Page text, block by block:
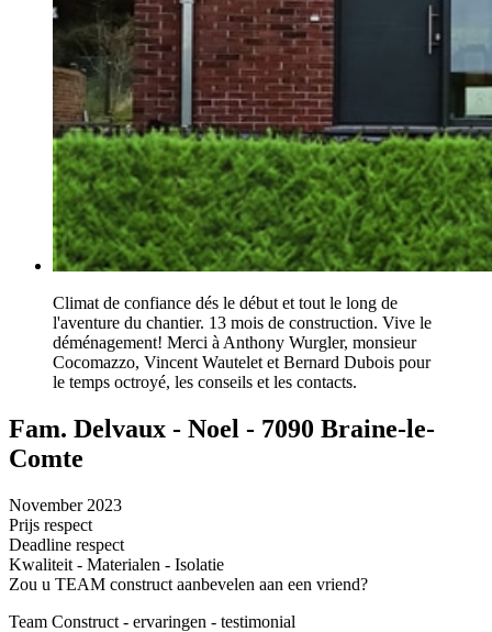
Climat de confiance dés le début et tout le long de
l'aventure du chantier. 13 mois de construction. Vive le
déménagement! Merci à Anthony Wurgler, monsieur
Cocomazzo, Vincent Wautelet et Bernard Dubois pour
le temps octroyé, les conseils et les contacts.
Fam. Delvaux - Noel - 7090 Braine-le-
Comte
November 2023
Prijs respect
Deadline respect
Kwaliteit - Materialen - Isolatie
Zou u TEAM construct aanbevelen aan een vriend?
Team Construct - ervaringen - testimonial